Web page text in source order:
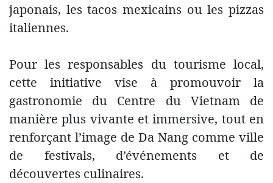
japonais, les tacos mexicains ou les pizzas
italiennes.
Pour les responsables du tourisme local,
cette initiative vise à promouvoir la
gastronomie du Centre du Vietnam de
manière plus vivante et immersive, tout en
renforçant l’image de Da Nang comme ville
de festivals, d’événements et de
découvertes culinaires.